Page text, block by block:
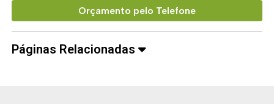
Orçamento pelo Telefone
Páginas Relacionadas